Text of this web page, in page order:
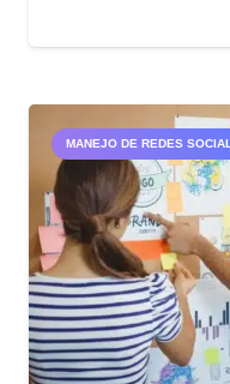
MANEJO DE REDES